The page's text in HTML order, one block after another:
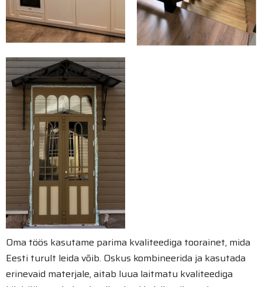
Oma töös kasutame parima kvaliteediga toorainet, mida
Eesti turult leida võib. Oskus kombineerida ja kasutada
erinevaid materjale, aitab luua laitmatu kvaliteediga